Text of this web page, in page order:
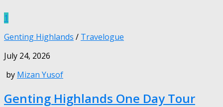
1
Genting Highlands / Travelogue
July 24, 2026
by Mizan Yusof
Genting Highlands One Day Tour